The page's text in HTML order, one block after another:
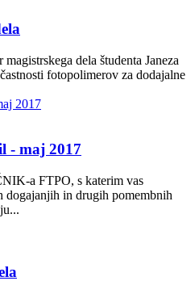
dela študenta Janeza
fotopolimerov za dodajalne
- maj 2017
a FTPO, s katerim vas
dogajanjih in drugih pomembnih